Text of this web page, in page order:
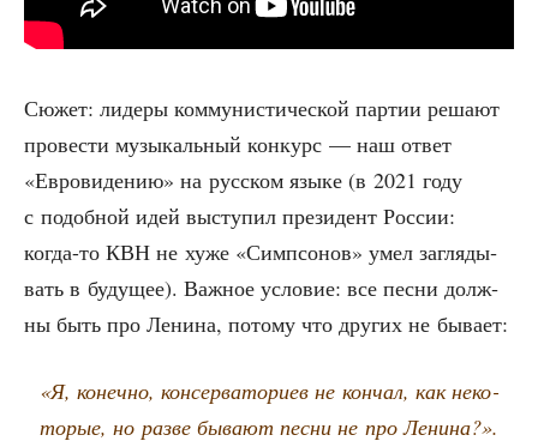
Сюжет: лиде­ры ком­му­ни­сти­че­ской пар­тии реша­ют
про­ве­сти музы­каль­ный кон­курс — наш ответ
«Евро­ви­де­нию» на рус­ском язы­ке (в 2021 году
с подоб­ной идей высту­пил пре­зи­дент Рос­сии:
когда-то КВН не хуже «Симп­со­нов» умел загля­ды­
вать в буду­щее). Важ­ное усло­вие: все пес­ни долж­
ны быть про Лени­на, пото­му что дру­гих не бывает:
«Я, конеч­но, кон­сер­ва­то­ри­ев не кон­чал, как неко­
то­рые, но раз­ве быва­ют пес­ни не про Ленина?».